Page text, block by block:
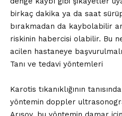
birkaç dakika ya da saat
bırakmadan da kaybolabilir
riskinin habercisi olabilir. Bu
acilen hastaneye
Tanı ve tedavi yöntemleri
Karotis tıkanıklığının
yöntemin doppler